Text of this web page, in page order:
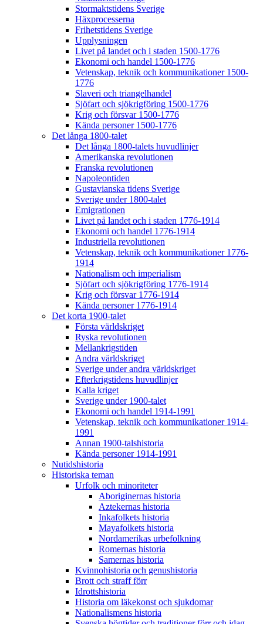
Stormaktstidens Sverige
Häxprocesserna
Frihetstidens Sverige
Upplysningen
Livet på landet och i staden 1500-1776
Ekonomi och handel 1500-1776
Vetenskap, teknik och kommunikationer 1500-
1776
Slaveri och triangelhandel
Sjöfart och sjökrigföring 1500-1776
Krig och försvar 1500-1776
Kända personer 1500-1776
Det långa 1800-talet
Det långa 1800-talets huvudlinjer
Amerikanska revolutionen
Franska revolutionen
Napoleontiden
Gustavianska tidens Sverige
Sverige under 1800-talet
Emigrationen
Livet på landet och i staden 1776-1914
Ekonomi och handel 1776-1914
Industriella revolutionen
Vetenskap, teknik och kommunikationer 1776-
1914
Nationalism och imperialism
Sjöfart och sjökrigföring 1776-1914
Krig och försvar 1776-1914
Kända personer 1776-1914
Det korta 1900-talet
Första världskriget
Ryska revolutionen
Mellankrigstiden
Andra världskriget
Sverige under andra världskriget
Efterkrigstidens huvudlinjer
Kalla kriget
Sverige under 1900-talet
Ekonomi och handel 1914-1991
Vetenskap, teknik och kommunikationer 1914-
1991
Annan 1900-talshistoria
Kända personer 1914-1991
Nutidshistoria
Historiska teman
Urfolk och minoriteter
Aboriginernas historia
Aztekernas historia
Inkafolkets historia
Mayafolkets historia
Nordamerikas urbefolkning
Romernas historia
Samernas historia
Kvinnohistoria och genushistoria
Brott och straff förr
Idrottshistoria
Historia om läkekonst och sjukdomar
Nationalismens historia